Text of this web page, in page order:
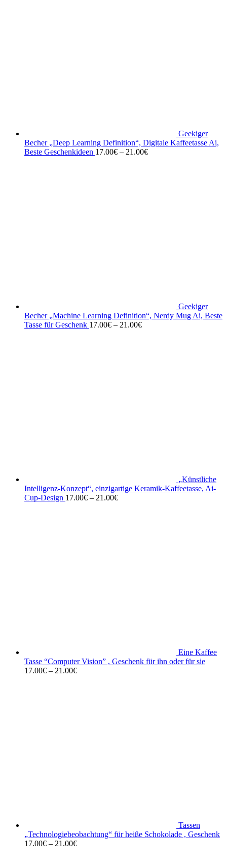
Geekiger
Becher „Deep Learning Definition“, Digitale Kaffeetasse Ai,
Beste Geschenkideen 17.00€ – 21.00€
Geekiger
Becher „Machine Learning Definition“, Nerdy Mug Ai, Beste
Tasse für Geschenk 17.00€ – 21.00€
„Künstliche
Intelligenz-Konzept“, einzigartige Keramik-Kaffeetasse, Ai-
Cup-Design 17.00€ – 21.00€
Eine Kaffee
Tasse “Computer Vision” , Geschenk für ihn oder für sie
17.00€ – 21.00€
Tassen
„Technologiebeobachtung“ für heiße Schokolade , Geschenk
17.00€ – 21.00€